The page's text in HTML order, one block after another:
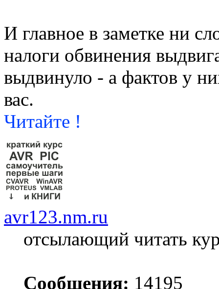
И главное в заметке ни
налоги обвинения
выдвинуло - а фактов у
вас.
Читайте !
avr123.nm.ru
отсылающий читать
Сообщения: 14195